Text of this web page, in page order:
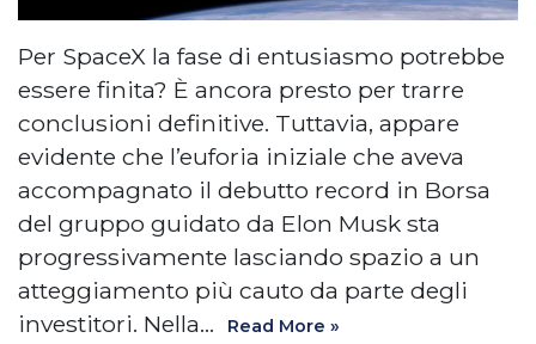
Per SpaceX la fase di entusiasmo potrebbe
essere finita? È ancora presto per trarre
conclusioni definitive. Tuttavia, appare
evidente che l’euforia iniziale che aveva
accompagnato il debutto record in Borsa
del gruppo guidato da Elon Musk sta
progressivamente lasciando spazio a un
atteggiamento più cauto da parte degli
investitori. Nella…
Read More »